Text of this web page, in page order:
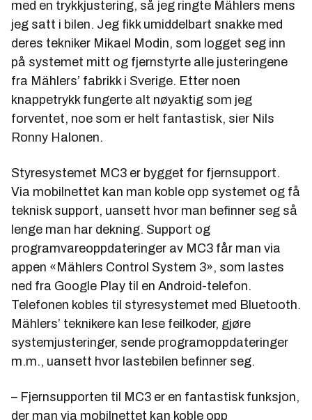
med en trykkjustering, så jeg ringte Mählers mens
jeg satt i bilen. Jeg fikk umiddelbart snakke med
deres tekniker Mikael Modin, som logget seg inn
på systemet mitt og fjernstyrte alle justeringene
fra Mählers’ fabrikk i Sverige. Etter noen
knappetrykk fungerte alt nøyaktig som jeg
forventet, noe som er helt fantastisk, sier Nils
Ronny Halonen.
Styresystemet MC3 er bygget for fjernsupport.
Via mobilnettet kan man koble opp systemet og få
teknisk support, uansett hvor man befinner seg så
lenge man har dekning. Support og
programvareoppdateringer av MC3 får man via
appen «Mählers Control System 3», som lastes
ned fra Google Play til en Android-telefon.
Telefonen kobles til styresystemet med Bluetooth.
Mählers’ teknikere kan lese feilkoder, gjøre
systemjusteringer, sende programoppdateringer
m.m., uansett hvor lastebilen befinner seg.
– Fjernsupporten til MC3 er en fantastisk funksjon,
der man via mobilnettet kan koble opp